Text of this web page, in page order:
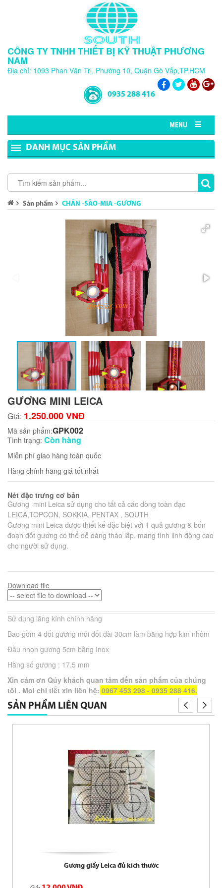
CÔNG TY TNHH THIẾT BỊ KỸ THUẬT PHƯƠNG
NAM
Địa chỉ: 1093 Phan Văn Trị, Phường 10, Quận Gò Vấp,TP.HCM
0935 288 416
MENU
DANH MỤC SẢN PHẨM
Sản phẩm CHÂN -SÀO-MIA -GƯƠNG
GƯƠNG MINI LEICA
Giá: 1.250.000 VNĐ
Mã sản phẩm:GPK002
Tình trạng: Còn hàng
Miễn phí giao hàng toàn quốc
Hàng chính hãng giá tốt nhất
Nét đặc trưng cơ bản
Gương mini Leica sử dụng cho tất cả các dòng toàn đạc
LEICA,TOPCON, SOKKIA, PENTAX , SOUTH
Gương mini Leica được thiết kế đặc biệt với 1 quả gương & bốn
đoạn đốt gương có thể dễ dàng tháo lắp, mang tính linh động cao
cho người sử dụng.
Download file
Sử dụng lăng kính chính hãng
Bao gồm 4 đốt gương mỗi đốt dài 30cm làm bằng hợp kim nhôm
Đầu nhọn gương 5cm bằng Inox
Hằng số gương : 17.5 mm
Xin cám ơn Qúy khách quan tâm đến sản phẩm của chúng
tôi . Moi chi tiết xin liên hệ: 0967 453 298 - 0935 288 416.
SẢN PHẨM LIÊN QUAN
Gương giấy Leica đủ kích thước